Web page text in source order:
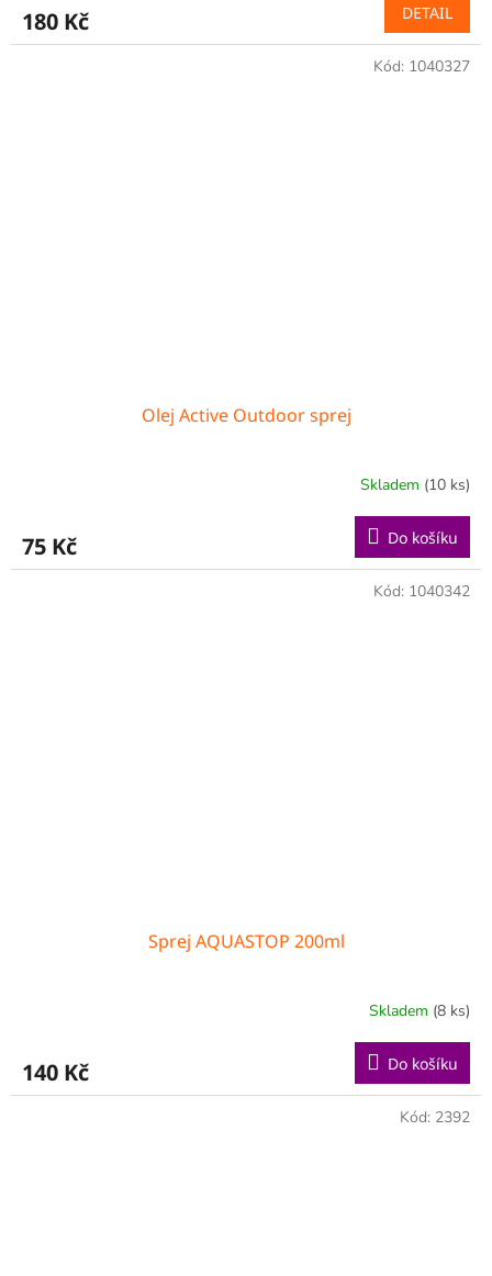
180 Kč DETAIL
Olej Active Outdoor sprej
Skladem (10 ks)
75 Kč Do košíku
Kód: 1040327
Sprej AQUASTOP 200ml
Skladem (8 ks)
140 Kč Do košíku
Kód: 1040342
Kód: 2392